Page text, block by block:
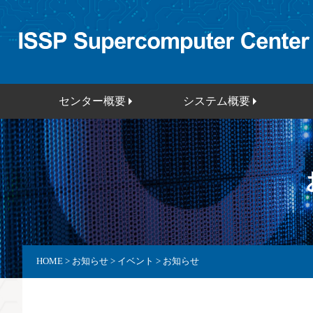
センター概要 システム概要
HOME > お知らせ > イベント > お知らせ